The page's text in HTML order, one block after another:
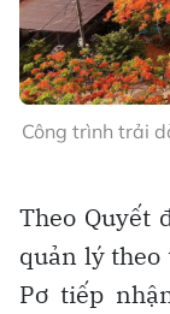
Công trình trải
Theo Quyết
quản lý theo
Pơ tiếp